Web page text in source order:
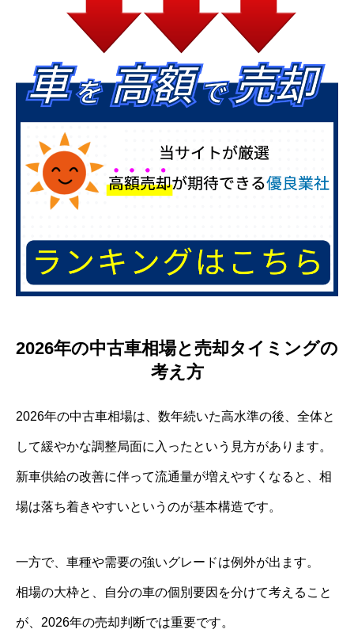
2026年の中古車相場と売却タイミングの
考え方
2026年の中古車相場は、数年続いた高水準の後、全体と
して緩やかな調整局面に入ったという見方があります。
新車供給の改善に伴って流通量が増えやすくなると、相
場は落ち着きやすいというのが基本構造です。
一方で、車種や需要の強いグレードは例外が出ます。
相場の大枠と、自分の車の個別要因を分けて考えること
が、2026年の売却判断では重要です。